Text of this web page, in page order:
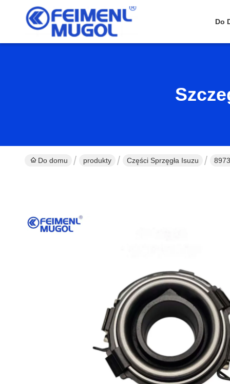
Do
Do domu produkty Części Sprzęgła Isuzu